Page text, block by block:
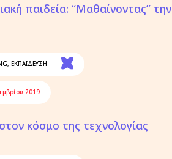
παιδεία: “Μαθαίνοντας” την
, ΕΚΠΑΙΔΕΥΣΗ
2019
κόσμο της τεχνολογίας